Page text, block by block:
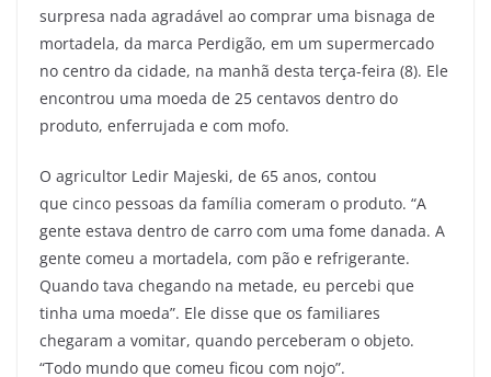
surpresa nada agradável ao comprar uma bisnaga de
mortadela, da marca Perdigão, em um supermercado
no centro da cidade, na manhã desta terça-feira (8). Ele
encontrou uma moeda de 25 centavos dentro do
produto, enferrujada e com mofo.
O agricultor Ledir Majeski, de 65 anos, contou
que cinco pessoas da família comeram o produto. “A
gente estava dentro de carro com uma fome danada. A
gente comeu a mortadela, com pão e refrigerante.
Quando tava chegando na metade, eu percebi que
tinha uma moeda”. Ele disse que os familiares
chegaram a vomitar, quando perceberam o objeto.
“Todo mundo que comeu ficou com nojo”.